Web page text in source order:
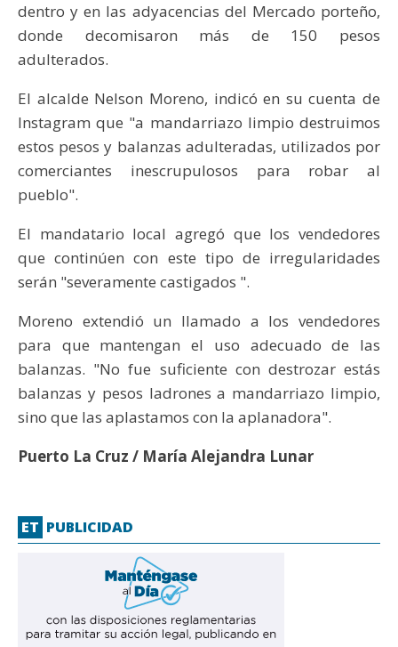
dentro y en las adyacencias del Mercado porteño,
donde decomisaron más de 150 pesos
adulterados.
El alcalde Nelson Moreno, indicó en su cuenta de
Instagram que "a mandarriazo limpio destruimos
estos pesos y balanzas adulteradas, utilizados por
comerciantes inescrupulosos para robar al
pueblo".
El mandatario local agregó que los vendedores
que continúen con este tipo de irregularidades
serán "severamente castigados ".
Moreno extendió un llamado a los vendedores
para que mantengan el uso adecuado de las
balanzas. "No fue suficiente con destrozar estás
balanzas y pesos ladrones a mandarriazo limpio,
sino que las aplastamos con la aplanadora".
Puerto La Cruz / María Alejandra Lunar
ET PUBLICIDAD